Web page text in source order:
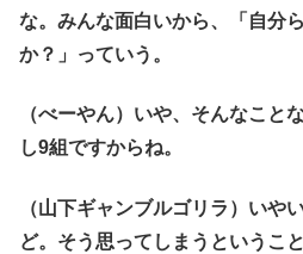
な。みんな面白いから、「自分
か？」っていう。
（べーやん）いや、そんなこと
し9組ですからね。
（山下ギャンブルゴリラ）いや
ど。そう思ってしまうということ